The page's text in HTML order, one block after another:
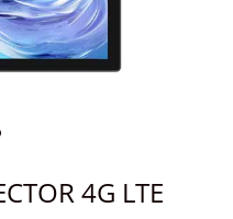
4G LTE